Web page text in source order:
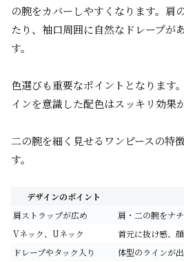
の腕をカバーしやすくなります。肩
たり、袖口周囲に自然なドレープが
す。
色選びも重要なポイントとなります
インを意識した配色はスッキリ効果
二の腕を細く見せるワンピースの特
す。
デザインのポイント
肩ストラップが広め
肩・二の腕をナ
Vネック、Uネック
首元に抜け感、
ドレープやタック入り
体型のラインが